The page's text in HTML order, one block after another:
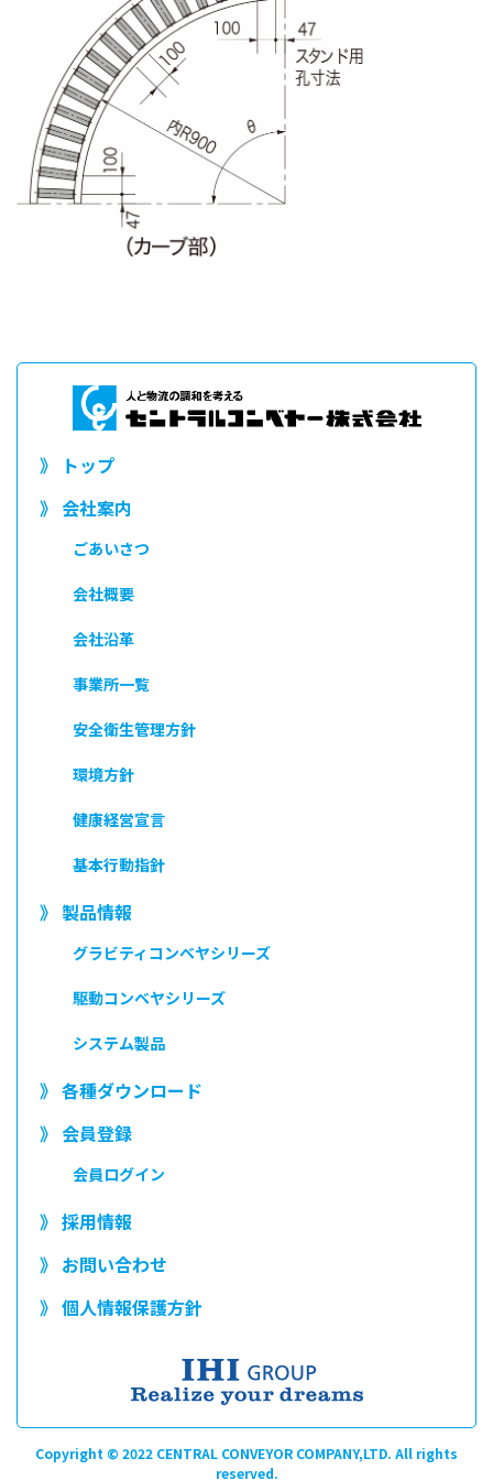
》 トップ
》 会社案内
ごあいさつ
会社概要
会社沿革
事業所一覧
安全衛生管理方針
環境方針
健康経営宣言
基本行動指針
》 製品情報
グラビティコンベヤシリーズ
駆動コンベヤシリーズ
システム製品
》 各種ダウンロード
》 会員登録
会員ログイン
》 採用情報
》 お問い合わせ
》 個人情報保護方針
Copyright © 2022 CENTRAL CONVEYOR COMPANY,LTD. All rights
reserved.